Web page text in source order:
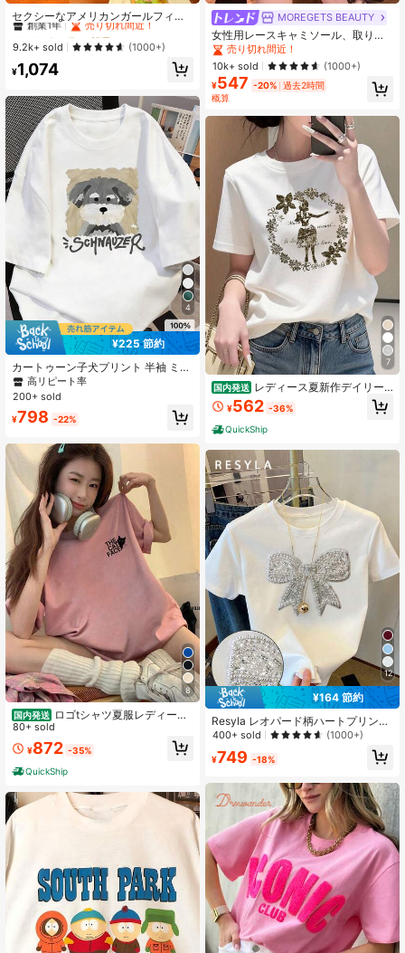
セクシーなアメリカンガールフィギ
ュアプリントルーズアシンメトリー
ネック半袖Tシャツ、スリムフィット
カジュアルトップス ホワイト夏用
創業1年
売り切れ間近！
#2 ベストセラー
創業1年
売り切れ間近！
#2 ベストセラー
創業1年
売り切れ間近！
#2 ベストセラー
創業1年
9.2k+ sold (1000+)
¥1,074
4
¥225 節約
カートゥーン子犬プリント 半袖 ミド
ル丈Tシャツ、ファッショナブルなカ
ジュアルトップス レディース ホワイ
高リピート率
200+ sold
¥798 -22%
8
国内発送 ロゴtシャツ夏服レディース
ファッションtシャツ 半袖オフィス
カジュアル200グラム綿キャラクタ
ープリントゆったり白トップスy2k
レディース トップス
80+ sold
¥872 -35%
QuickShip
MOREGETS BEAUTY
女性用レースキャミソール、取り外
し可能なパッド付き、かわいい&セク
シーな無地インナー、新学期、冬、
クリスマス、春節、カジュアルブラ
ックサマーに適しています、シック&
エレガント
売り切れ間近！
10k+ sold
(1000+)
¥547 -20% 過去2時間
概算
7
国内発送 レディース夏新作デイリー
カジュアルルーズラウンドネックコ
ットン半袖Tシャツ。キュートで万能
なプリントがプリントされており、
ファッショナブルで万能、デイリー
ウェアレディーストップスに最適。
¥562 -36%
QuickShip
12
¥164 節約
Resyla レオパード柄ハートプリント
Tシャツ ラウンドネック 半袖、女性
400+ sold (1000+)
¥749 -18%